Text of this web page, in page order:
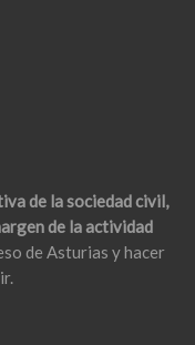
de la sociedad civil,
de la actividad
de Asturias y hacer